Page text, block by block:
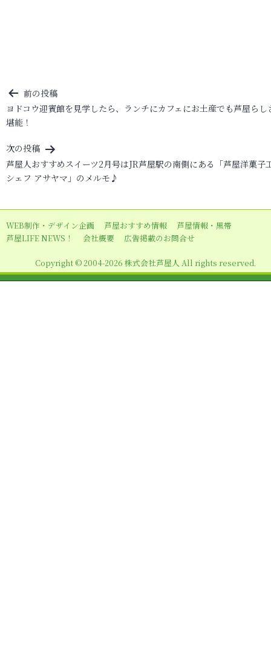
投
稿
ナ
ビ
ゲ
シ
ョ
ン
前の投稿
ヨドコウ迎賓館を見学したら、ランチにカフェにお土産でも芦屋らし
堪能！
次の投稿
芦屋人おすすめスイーツ2月号はJR芦屋駅の南側にある「芦屋洋菓子
シェフ アサヤマ」のメルモ♪
WEB制作・デザイン企画 芦屋おすすめ情報
芦屋情報・黒帯
芦屋LIFE NEWS！
会社概要 広告掲載のお問合せ
Copyright © 2004-2026 株式会社芦屋人 All rights reserved.